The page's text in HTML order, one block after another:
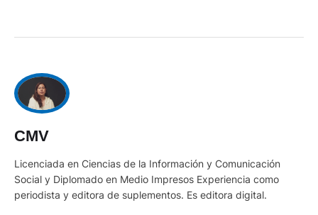
CMV
Licenciada en Ciencias de la Información y Comunicación
Social y Diplomado en Medio Impresos Experiencia como
periodista y editora de suplementos. Es editora digital.